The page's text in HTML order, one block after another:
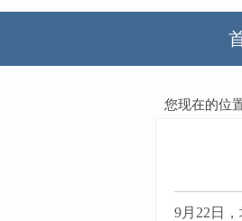
您现在的位
9月22日